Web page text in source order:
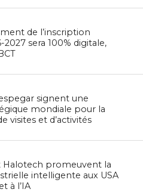
de l’inscription
2027 sera 100% digitale,
signent une
mondiale pour la
visites et d’activités
Halotech promeuvent la
intelligente aux USA
à l’IA